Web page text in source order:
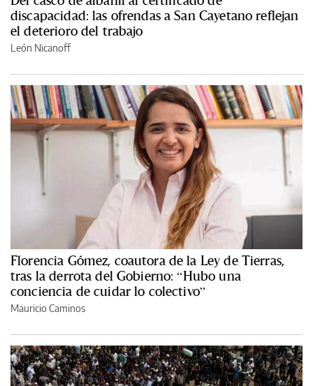
discapacidad: las ofrendas a San Cayetano reflejan
el deterioro del trabajo
León Nicanoff
Florencia Gómez, coautora de la Ley de Tierras,
tras la derrota del Gobierno: “Hubo una
conciencia de cuidar lo colectivo”
Mauricio Caminos